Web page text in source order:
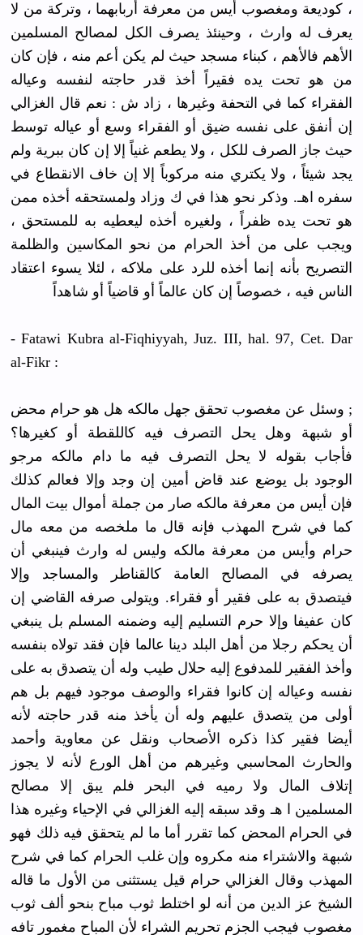
، كوديعة ومغصوب أيس من معرفة أربابهما ، وتركة من لا
يعرف له وارث ، وحينئذ يصرف الكل لمصالح المسلمين
الأهم فالأهم ، كبناء مسجد حيث لم يكن أعم منه ، فإن كان
من هو تحت يده فقيراً أخذ قدر حاجته لنفسه وعياله
الفقراء كما في التحفة وغيرها ، زاد ش : نعم قال الغزالي
إن أنفق على نفسه ضيق أو الفقراء وسع أو عياله توسط
حيث جاز الصرف للكل ، ولا يطعم غنياً إلا إن كان ببرية ولم
يجد شيئاً ، ولا يكتري منه مركوباً إلا إن خاف الانقطاع في
سفره اهـ. وذكر نحو هذا في ك وزاد ولمستحقه أخذه ممن
هو تحت يده ظفراً ، ولغيره أخذه ليعطيه به للمستحق ،
ويجب على من أخذ الحرام من نحو المكاسين والظلمة
التصريح بأنه إنما أخذه للرد على ملاكه ، لئلا يسوء اعتقاد
الناس فيه ، خصوصاً إن كان عالماً أو قاضياً أو شاهداً
- Fatawi Kubra al-Fiqhiyyah, Juz. III, hal. 97, Cet. Dar
al-Fikr :
; وسئل عن مغصوب تحقق جهل مالكه هل هو حرام محض
أو شبهة وهل يحل التصرف فيه كاللقطة أو كغيرها؟
فأجاب بقوله لا يحل التصرف فيه ما دام مالكه مرجو
الوجود بل يوضع عند قاض أمين إن وجد وإلا فعالم كذلك
فإن أيس من معرفة مالكه صار من جملة أموال بيت المال
كما في شرح المهذب فإنه قال ما ملخصه من معه مال
حرام وأيس من معرفة مالكه وليس له وارث فينبغي أن
يصرفه في المصالح العامة كالقناطر والمساجد وإلا
فيتصدق به على فقير أو فقراء. ويتولى صرفه القاضي إن
كان عفيفا وإلا حرم التسليم إليه وضمنه المسلم بل ينبغي
أن يحكم رجلا من أهل البلد دينا عالما فإن فقد تولاه بنفسه
وأخذ الفقير للمدفوع إليه حلال طيب وله أن يتصدق به على
نفسه وعياله إن كانوا فقراء والوصف موجود فيهم بل هم
أولى من يتصدق عليهم وله أن يأخذ منه قدر حاجته لأنه
أيضا فقير كذا ذكره الأصحاب ونقل عن معاوية وأحمد
والحارث المحاسبي وغيرهم من أهل الورع لأنه لا يجوز
إتلاف المال ولا رميه في البحر فلم يبق إلا مصالح
المسلمين ا هـ وقد سبقه إليه الغزالي في الإحياء وغيره هذا
في الحرام المحض كما تقرر أما ما لم يتحقق فيه ذلك فهو
شبهة والاشتراء منه مكروه وإن غلب الحرام كما في شرح
المهذب وقال الغزالي حرام قيل يستثنى من الأول ما قاله
الشيخ عز الدين من أنه لو اختلط ثوب مباح بنحو ألف ثوب
مغصوب فيجب الجزم تحريم الشراء لأن المباح مغمور تافه